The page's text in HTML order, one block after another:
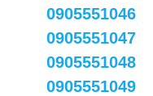
0905551046
0905551047
0905551048
0905551049